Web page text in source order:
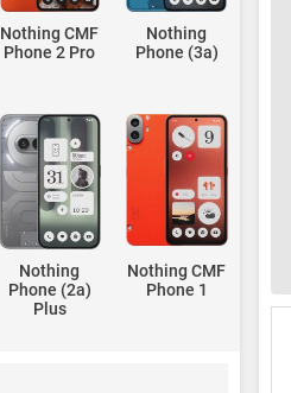
Nothing CMF
Phone 2 Pro
Nothing
Phone (3a)
Nothing
Phone (2a)
Plus
Nothing CMF
Phone 1